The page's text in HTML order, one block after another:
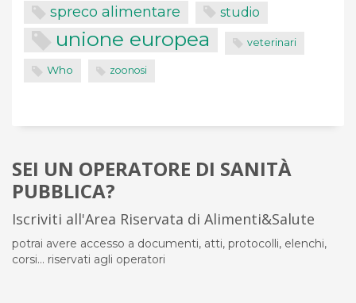
spreco alimentare studio
unione europea veterinari
Who zoonosi
SEI UN OPERATORE DI SANITÀ
PUBBLICA?
Iscriviti all'Area Riservata di Alimenti&Salute
potrai avere accesso a documenti, atti, protocolli, elenchi,
corsi... riservati agli operatori